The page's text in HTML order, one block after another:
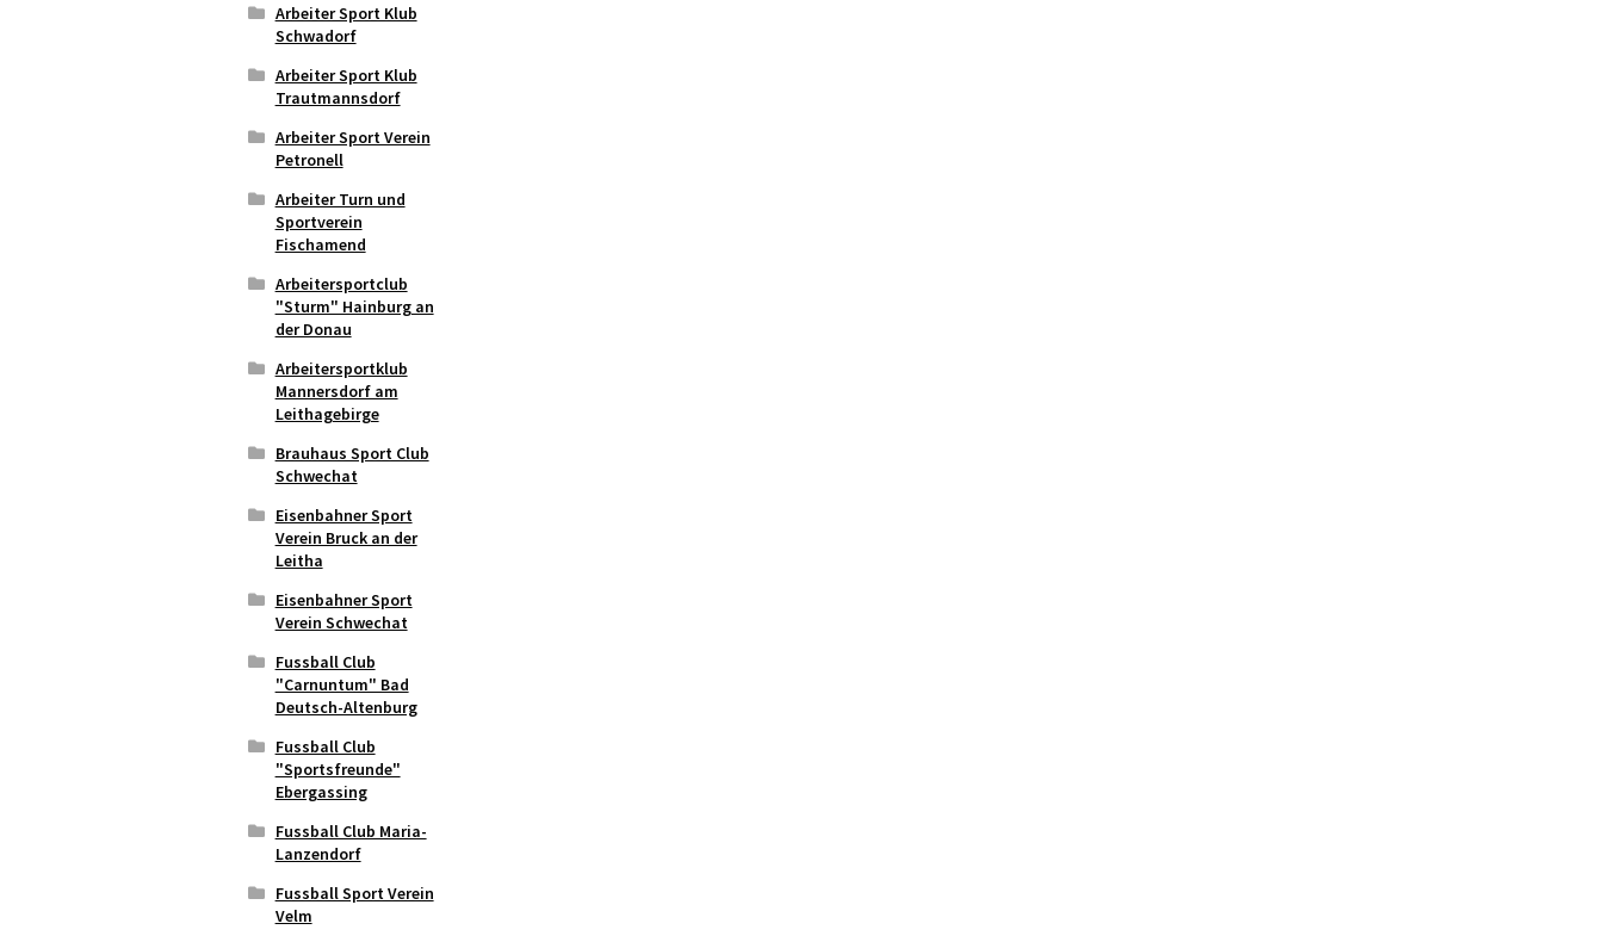
Arbeiter Sport Klub
Schwadorf
Arbeiter Sport Klub
Trautmannsdorf
Arbeiter Sport Verein
Petronell
Arbeiter Turn und
Sportverein
Fischamend
Arbeitersportclub
"Sturm" Hainburg an
der Donau
Arbeitersportklub
Mannersdorf am
Leithagebirge
Brauhaus Sport Club
Schwechat
Eisenbahner Sport
Verein Bruck an der
Leitha
Eisenbahner Sport
Verein Schwechat
Fussball Club
"Carnuntum" Bad
Deutsch-Altenburg
Fussball Club
"Sportsfreunde"
Ebergassing
Fussball Club Maria-
Lanzendorf
Fussball Sport Verein
Velm